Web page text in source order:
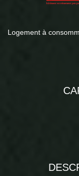
Logement à